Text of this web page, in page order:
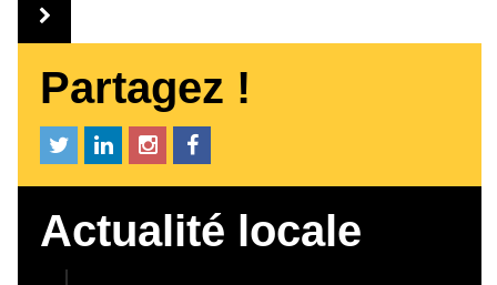
Partagez !
Actualité locale